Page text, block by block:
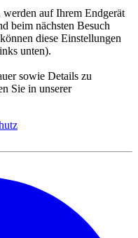
auf Ihrem Endgerät
beim nächsten Besuch
diese Einstellungen
unten).
sowie Details zu
Sie in unserer